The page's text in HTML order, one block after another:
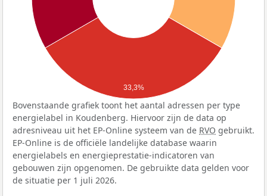
33,3%
Bovenstaande grafiek toont het aantal adressen per type
energielabel in Koudenberg. Hiervoor zijn de data op
adresniveau uit het EP-Online systeem van de RVO gebruikt.
EP-Online is de officiële landelijke database waarin
energielabels en energieprestatie-indicatoren van
gebouwen zijn opgenomen. De gebruikte data gelden voor
de situatie per 1 juli 2026.